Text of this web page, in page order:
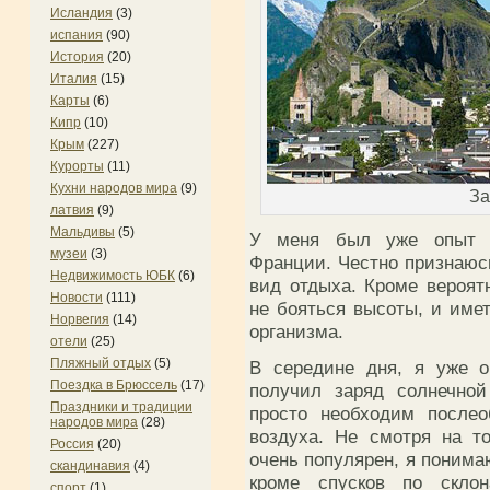
Исландия (3)
испания (90)
История (20)
Италия (15)
Карты (6)
Кипр (10)
Крым (227)
Курорты (11)
Кухни народов мира (9)
латвия (9)
Мальдивы (5)
музеи (3)
Недвижимость ЮБК (6)
Новости (111)
Норвегия (14)
отели (25)
Пляжный отдых (5)
Поездка в Брюссель (17)
Праздники и традиции
народов мира (28)
Россия (20)
скандинавия (4)
У меня был уже опыт
Франции. Честно
вид отдыха. Кроме
не бояться высоты, и
организма.
В середине дня, я уже
получил заряд
просто необходим
воздуха. Не смотря на
очень популярен, я
кроме спусков по